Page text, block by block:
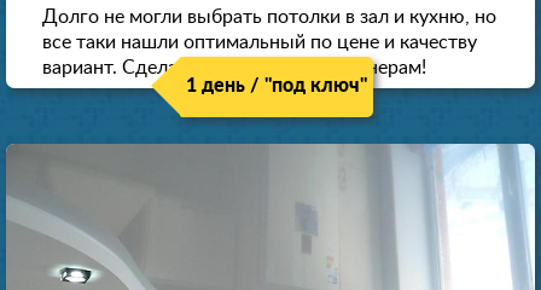
Долго не могли выбрать потолки в зал и кухню, но
все таки нашли оптимальный по цене и качеству
вариант. Сделали скидку как пенсионерам!
1 день / "под ключ"